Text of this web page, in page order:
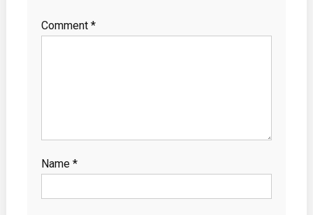
Comment *
Name *